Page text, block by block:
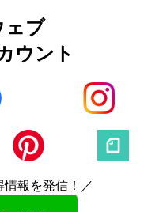
ェブ
ウント
報を発信！／